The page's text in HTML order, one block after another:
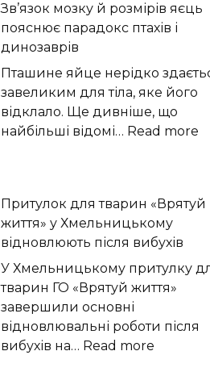
Зв’язок мозку й розмірів яєць
пояснює парадокс птахів і
динозаврів
Пташине яйце нерідко
завеликим для тіла, яке його
відклало. Ще дивніше, що
найбільші відомі… Read more
Притулок для тварин «Врятуй
життя» у Хмельницькому
відновлюють після вибухів
У Хмельницькому притулку
тварин ГО «Врятуй життя»
завершили основні
відновлювальні роботи після
вибухів на… Read more